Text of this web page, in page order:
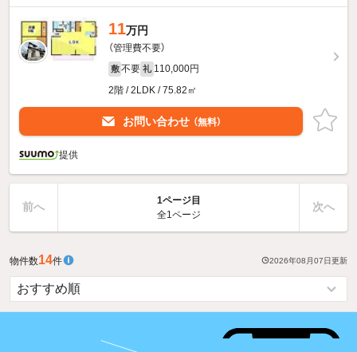
11万円
（管理費不要）
敷 不要 礼 110,000円
2階 / 2LDK / 75.82㎡
お問い合わせ （無料）
提供
前へ
1ページ目
全1ページ
次へ
物件数14件 2026年08月07日更新